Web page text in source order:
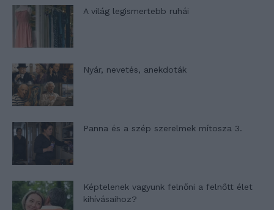
A világ legismertebb ruhái
Nyár, nevetés, anekdoták
Panna és a szép szerelmek mítosza 3.
Képtelenek vagyunk felnőni a felnőtt élet
kihívásaihoz?